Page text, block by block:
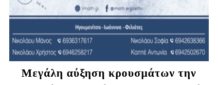
Μεγάλη αύξηση κρουσμάτων την